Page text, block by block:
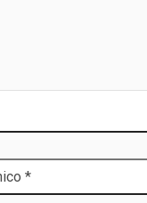
*